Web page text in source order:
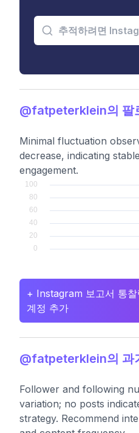
@fatpeterklein의 팔
Minimal fluctuation
decrease, indicating
engagement.
+ Instagram 보고서 통
계정 추가
@fatpeterklein의 과
Follower and following
variation; no posts
strategy. Recommend